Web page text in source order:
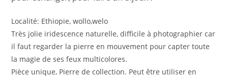
Localité: Ethiopie, wollo,welo
Très jolie iridescence naturelle, difficile à photographier car
il faut regarder la pierre en mouvement pour capter toute
la magie de ses feux multicolores.
Pièce unique, Pierre de collection. Peut être utiliser en